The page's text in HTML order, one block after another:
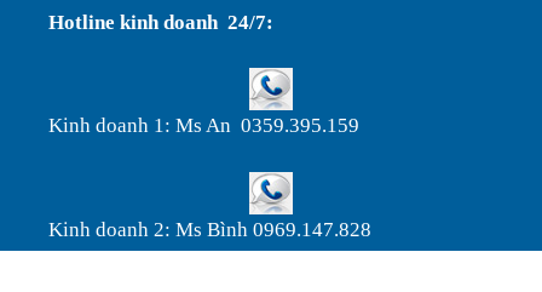
Hotline kinh doanh 24/7:
Kinh doanh 1: Ms An 0359.395.159
Kinh doanh 2: Ms Bình 0969.147.828